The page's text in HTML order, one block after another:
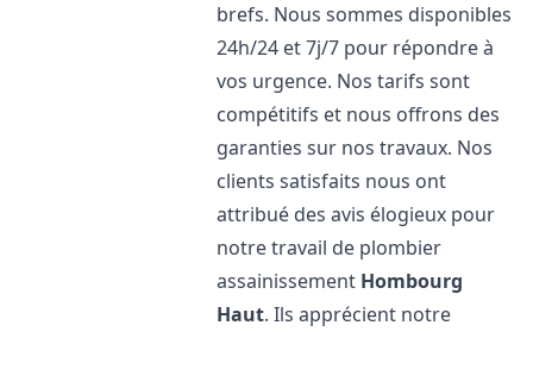
brefs. Nous sommes disponibles
24h/24 et 7j/7 pour répondre à
vos urgence. Nos tarifs sont
compétitifs et nous offrons des
garanties sur nos travaux. Nos
clients satisfaits nous ont
attribué des avis élogieux pour
notre travail de plombier
assainissement Hombourg
Haut. Ils apprécient notre